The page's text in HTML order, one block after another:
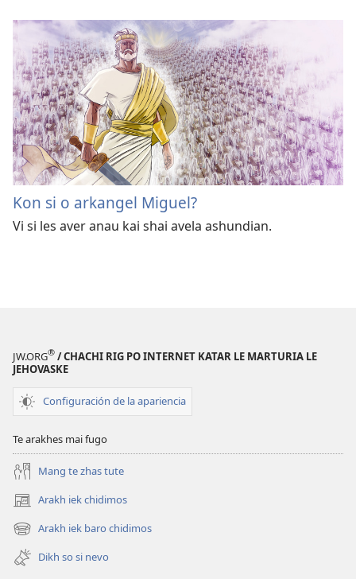
Kon si o arkangel Miguel?
Vi si les aver anau kai shai avela ashundian.
JW.ORG® / CHACHI RIG PO INTERNET KATAR LE MARTURIA LE
JEHOVASKE
Configuración de la apariencia
Te arakhes mai fugo
Mang te zhas tute
Arakh iek chidimos
(abre
una
nueva
ventana)
Arakh iek baro chidimos
(abre
una
nueva
Dikh so si nevo